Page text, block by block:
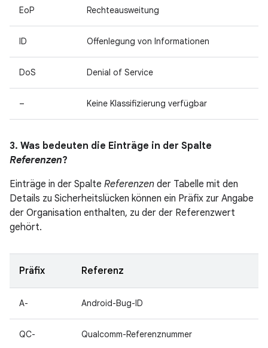
EoP Rechteausweitung
ID Offenlegung von Informationen
DoS Denial of Service
– Keine Klassifizierung verfügbar
3. Was bedeuten die Einträge in der Spalte
Referenzen?
Einträge in der Spalte Referenzen der Tabelle mit den
Details zu Sicherheitslücken können ein Präfix zur Angabe
der Organisation enthalten, zu der der Referenzwert
gehört.
Präfix Referenz
A- Android-Bug-ID
QC- Qualcomm-Referenznummer